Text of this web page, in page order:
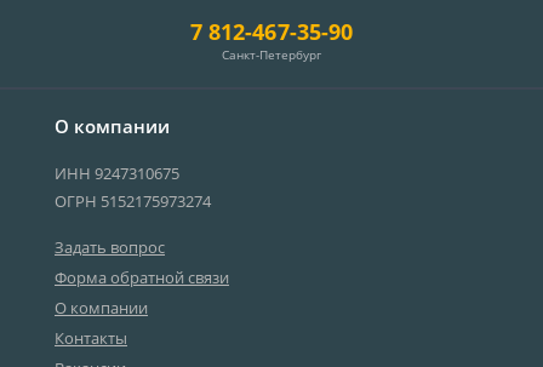
О компании
ИНН 9247310675
ОГРН 5152175973274
Задать вопрос
Форма обратной связи
О компании
Контакты
7 812-467-35-90
Санкт-Петербург